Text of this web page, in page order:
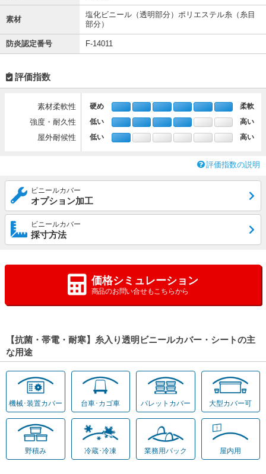
素材
塩化ビニール（透明部分）ポリエステル糸（糸目
部分）
防炎認定番号 F-14011
評価指数
素材柔軟性 硬め 柔軟
強度・耐久性 低い 高い
屋外耐候性 低い 高い
評価指数の説明
ビニールカバー
オプション加工
ビニールカバー
採寸方法
価格シミュレーション
商品のお問い合せもこちらから
【抗菌・帯電・耐寒】糸入り透明ビニールカバー・シートの主
な用途
機械･装置カバー 台車･カゴ車 パレットカバー 大型カバー可
野積み 冷蔵･冷凍 業務用バック 屋内用